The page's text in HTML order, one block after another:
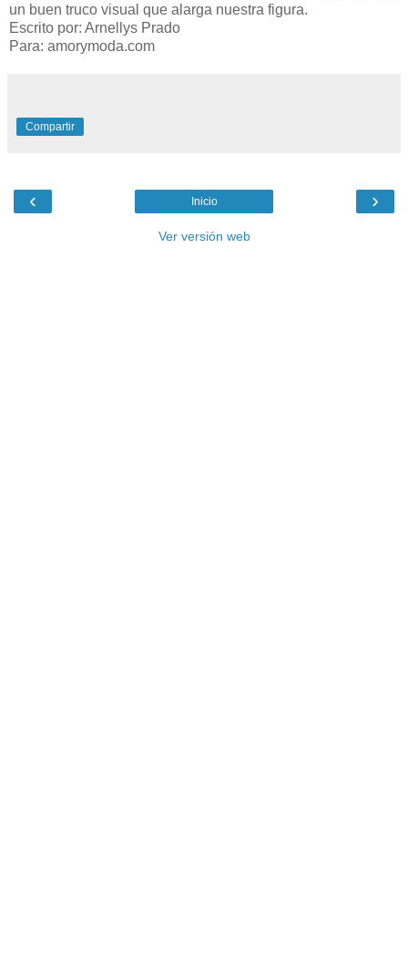
un buen truco visual que alarga nuestra figura.
Escrito por: Arnellys Prado
Para: amorymoda.com
Compartir
‹ ›
Inicio
Ver versión web